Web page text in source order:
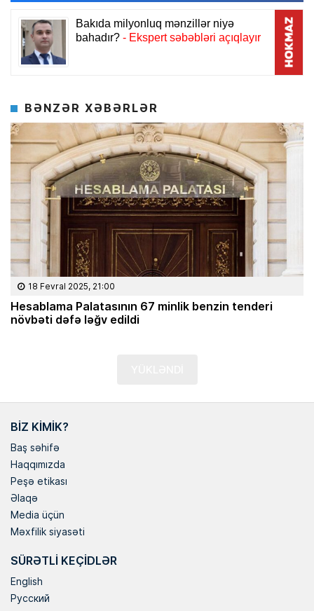
BƏNZƏR XƏBƏRLƏR
18 Fevral 2025, 21:00
Hesablama Palatasının 67 minlik benzin tenderi
növbəti dəfə ləğv edildi
BIZ KIMIK?
Baş səhifə
Haqqımızda
Peşə etikası
Əlaqə
Media üçün
Məxfilik siyasəti
SÜRƏTLI KEÇIDLƏR
English
Русский